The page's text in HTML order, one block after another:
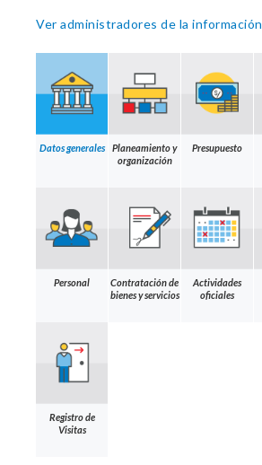
Ver administradores de la información
Datos generales
Planeamiento y
organización
Presupuesto
Personal
Contratación de
bienes y servicios
Actividades
oficiales
Registro de
Visitas